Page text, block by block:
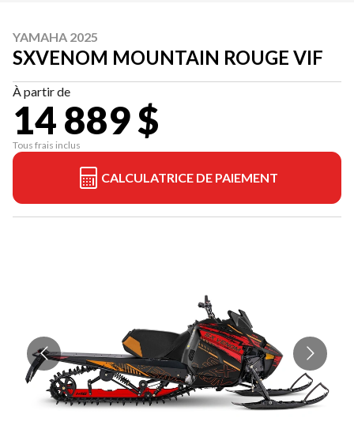
YAMAHA 2025
SXVENOM MOUNTAIN ROUGE VIF
À partir de
14 889 $
Tous frais inclus
CALCULATRICE DE PAIEMENT